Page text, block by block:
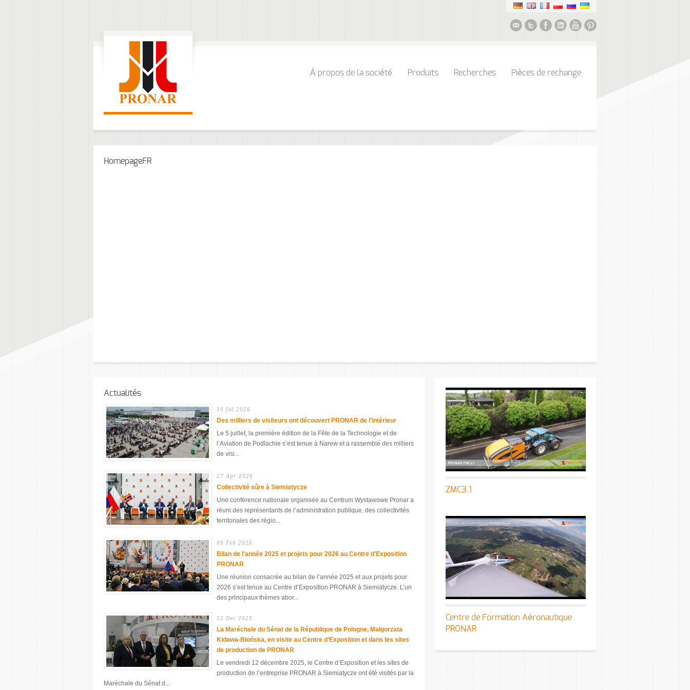
À propos de la société Produits Recherches Pièces de rechange
HomepageFR
Actualités
10 Jul 2026
Des milliers de visiteurs ont découvert PRONAR de l’intérieur
Le 5 juillet, la première édition de la Fête de la Technologie et de
l’Aviation de Podlachie s’est tenue à Narew et a rassemblé des milliers
de visi...
27 Apr 2026
Collectivité sûre à Siemiatycze
Une conférence nationale organisée au Centrum Wystawowe Pronar a
réuni des représentants de l’administration publique, des collectivités
territoriales des régio...
09 Feb 2026
Bilan de l’année 2025 et projets pour 2026 au Centre d’Exposition
PRONAR
Une réunion consacrée au bilan de l’année 2025 et aux projets pour
2026 s’est tenue au Centre d’Exposition PRONAR à Siemiatycze. L’un
des principaux thèmes abor...
12 Dec 2025
La Maréchale du Sénat de la République de Pologne, Małgorzata
Kidawa-Błońska, en visite au Centre d’Exposition et dans les sites
de production de PRONAR
Le vendredi 12 décembre 2025, le Centre d’Exposition et les sites de
production de l’entreprise PRONAR à Siemiatycze ont été visités par la
Maréchale du Sénat d...
ZMC3.1
Centre de Formation Aéronautique
PRONAR